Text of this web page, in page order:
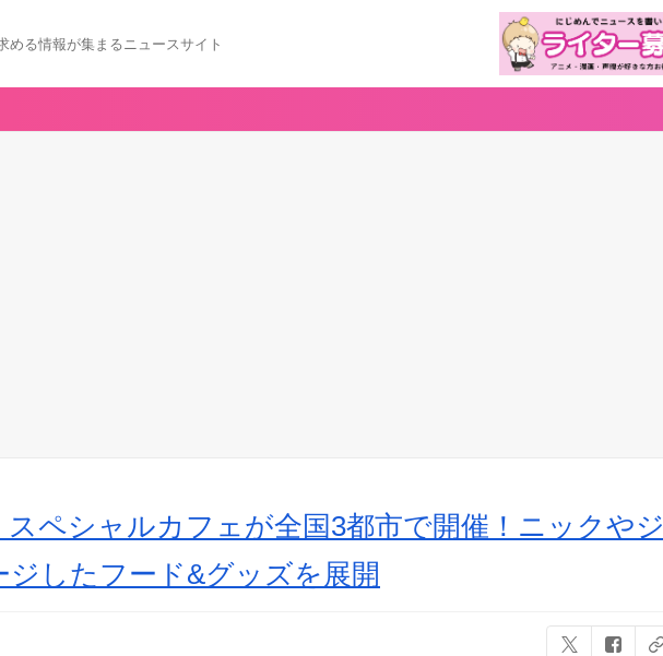
める情報が集まるニュースサイト
ペシャルカフェが全国3都市で開催！ニックやジ
したフード&グッズを展開